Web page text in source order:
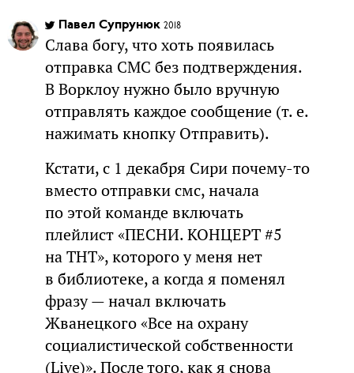
Павел Супрунюк 2018
Слава богу, что хоть появилась
отправка СМС без подтверждения.
В Ворклоу нужно было вручную
отправлять каждое сообщение (т. е.
нажимать кнопку Отправить).
Кстати, с 1 декабря Сири почему-то
вместо отправки смс, начала
по этой команде включать
плейлист «ПЕСНИ. КОНЦЕРТ #5
на ТНТ», которого у меня нет
в библиотеке, а когда я поменял
фразу — начал включать
Жванецкого «Все на охрану
социалистической собственности
(Live)». После того, как я снова